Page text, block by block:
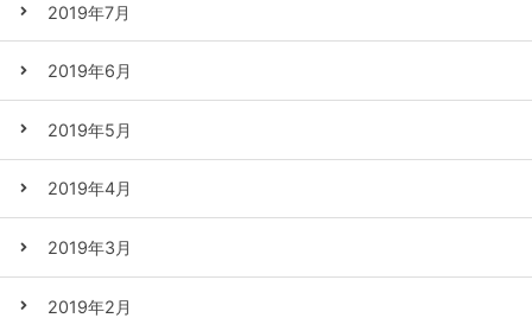
2019年7月
2019年6月
2019年5月
2019年4月
2019年3月
2019年2月